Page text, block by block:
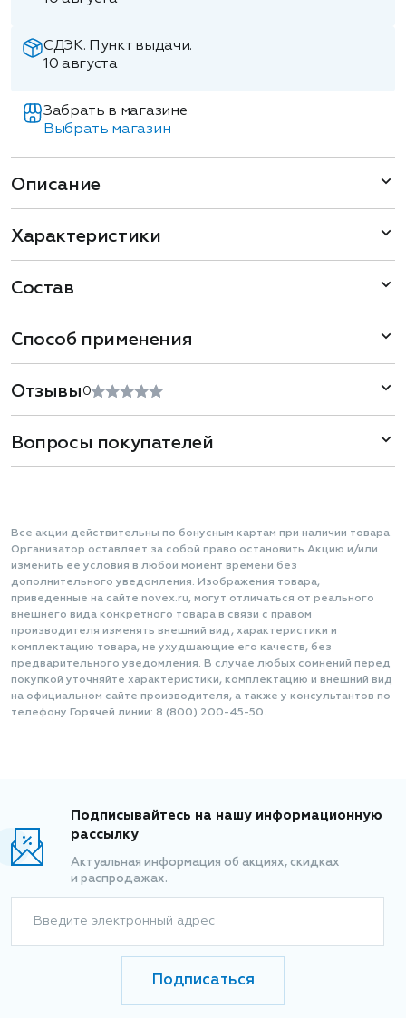
СДЭК. Пункт выдачи.
10 августа
Забрать в магазине
Выбрать магазин
Описание
Характеристики
Состав
Способ применения
Отзывы 0
Вопросы покупателей
Все акции действительны по бонусным картам при наличии товара.
Организатор оставляет за собой право остановить Акцию и/или
изменить её условия в любой момент времени без
дополнительного уведомления. Изображения товара,
приведенные на сайте novex.ru, могут отличаться от реального
внешнего вида конкретного товара в связи с правом
производителя изменять внешний вид, характеристики и
комплектацию товара, не ухудшающие его качеств, без
предварительного уведомления. В случае любых сомнений перед
покупкой уточняйте характеристики, комплектацию и внешний вид
на официальном сайте производителя, а также у консультантов по
телефону Горячей линии: 8 (800) 200-45-50.
Подписывайтесь на нашу информационную
рассылку
Актуальная информация об акциях, скидках
и распродажах.
Введите электронный адрес
Подписаться